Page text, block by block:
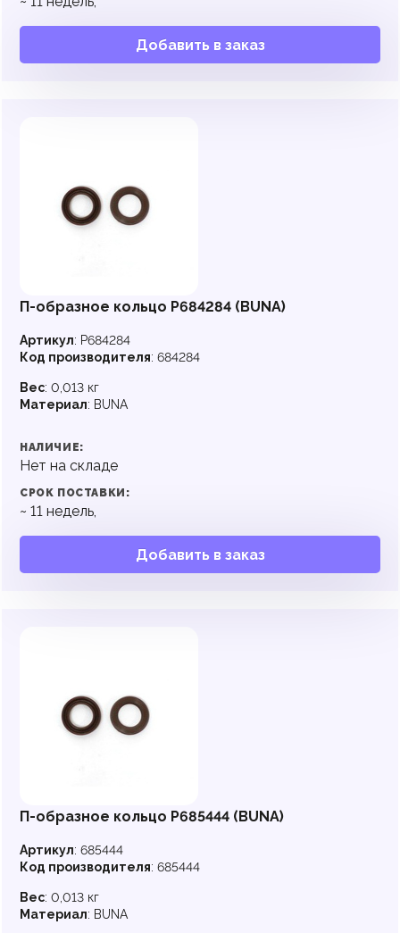
Добавить в заказ
П-образное кольцо P684284 (BUNA)
Артикул: P684284
Код производителя: 684284
Вес: 0,013 кг
Материал: BUNA
НАЛИЧИЕ:
Нет на складе
СРОК ПОСТАВКИ:
~ 11 недель,
Добавить в заказ
П-образное кольцо P685444 (BUNA)
Артикул: 685444
Код производителя: 685444
Вес: 0,013 кг
Материал: BUNA